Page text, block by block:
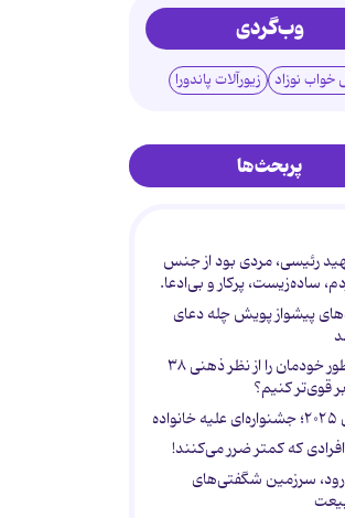
وب‌گردی
نوزاد زیورآلات پاندورا
پربحث‌ها
رئیسی، مردی بود از جنس
ساده‌زیست، پرکار و بی‌ادعا.
پیشواز پویش چله دعای
چطور خودمان را از نظر ذهنی ۳۸
قوی‌تر کنیم؟
افرادی که کمتر ضرر می‌کنند!
سرزمین شگفتی‌های